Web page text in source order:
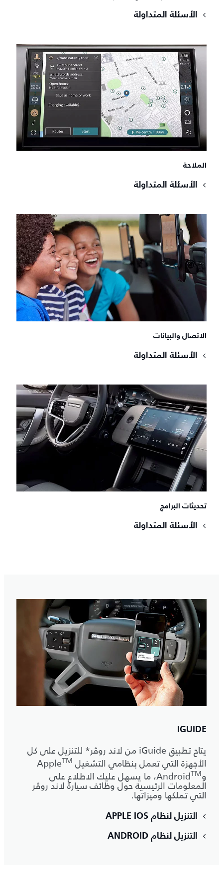
الأسئلة المتداولة
الملاحة
الأسئلة المتداولة
الاتصال والبيانات
الأسئلة المتداولة
تحديثات البرامج
الأسئلة المتداولة
IGUIDE
يتاح تطبيق iGuide من لاند روڤر* للتنزيل على كل
الأجهزة التي تعمل بنظامي التشغيل Apple ‎TM
وAndroid‎TM ‎، ما يسهل عليك الاطلاع على
المعلومات الرئيسية حول وظائف سيارة لاند روڤر
التي تملكها وميزاتها.
التنزيل لنظام APPLE IOS
التنزيل لنظام ANDROID